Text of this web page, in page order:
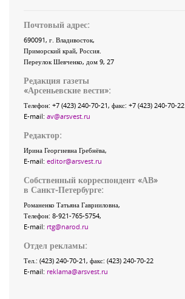
Почтовый адрес:
690091, г. Владивосток,
Приморский край, Россия.
Переулок Шевченко, дом 9, 27
Редакция газеты
«Арсеньевские вести»:
Телефон: +7 (423) 240-70-21, факс: +7 (423) 240-70-22
E-mail: av@arsvest.ru
Редактор:
Ирина Георгиевна Гребнёва,
E-mail: editor@arsvest.ru
Собственный корреспондент «АВ»
в Санкт-Петербурге:
Романенко Татьяна Гаврииловна,
Телефон: 8-921-765-5754,
E-mail: rtg@narod.ru
Отдел рекламы:
Тел.: (423) 240-70-21, факс: (423) 240-70-22
E-mail: reklama@arsvest.ru